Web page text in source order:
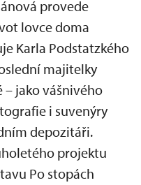
provede
lovce doma
Karla Podstatzkého
majitelky
– jako vášnivého
i suvenýry
depozitáři.
projektu
Po stopách